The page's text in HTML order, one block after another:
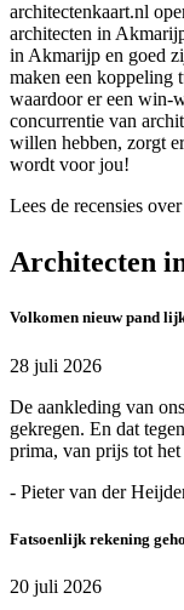
architectenkaart.nl
architecten in
in Akmarijp en goed
maken een koppeling
waardoor er een win-
concurrentie van
willen hebben, zorgt
wordt voor jou!
Lees de recensies over
Architecten
Volkomen nieuw pand
28 juli 2026
De aankleding van
gekregen. En dat
prima, van prijs tot het
- Pieter van der
Fatsoenlijk rekening
20 juli 2026